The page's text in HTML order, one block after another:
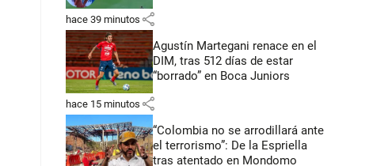
hace 39 minutos share
Agustín Martegani renace en el
DIM, tras 512 días de estar
“borrado” en Boca Juniors
hace 15 minutos share
“Colombia no se arrodillará ante
el terrorismo”: De la Espriella
tras atentado en Mondomo